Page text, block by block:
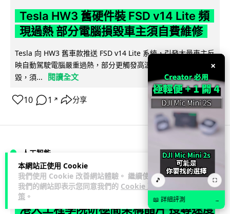
本網站正使用 Cookie
我們使用 Cookie 改善網站體驗。 繼續使用
我們的網站即表示您同意我們的 Cookie 政
策 。
Tesla HW3 舊硬件裝 FSD v14 Lite 頻
現過熱 部分電腦損毀車主須自費維修
Tesla 向 HW3 舊車款推送 FSD v14 Lite 系統，引發大量車主反
映自動駕駛電腦嚴重過熱，部分更觸發高溫保護甚至直接燒
毀，須...
閱讀全文
10 1 ↗ 分享
人工智能
arthur 1 日
港大工程學院研極簡架構晶片 搜尋速度
×
🎵 ⛶
📖 詳細評測 →